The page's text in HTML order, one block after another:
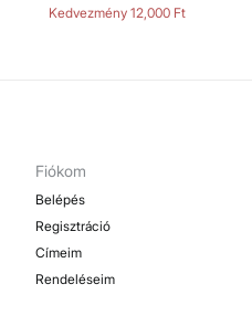
Kedvezmény 12,000 Ft
Fiókom
Belépés
Regisztráció
Címeim
Rendeléseim